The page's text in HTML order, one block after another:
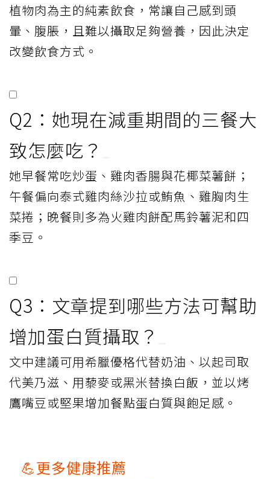
植物肉為主的純素飲食，常讓自己感到頭
暈、腹脹，且難以攝取足夠營養，因此決定
改變飲食方式。
Q2：她現在減重期間的三餐大
致怎麼吃？
她早餐常吃炒蛋、雞肉香腸與花椰菜薯餅；
午餐偏向泰式雞肉絲沙拉或鮪魚、雞胸肉生
菜捲；晚餐則多為火雞肉餅配馬鈴薯泥和四
季豆。
Q3：文章提到哪些方法可幫助
增加蛋白質攝取？
文中建議可用希臘優格代替奶油、以起司取
代美乃滋、用藜麥或黑米替換白飯，並以烤
鷹嘴豆或堅果增加餐點蛋白質與飽足感。
💪更多健康推薦